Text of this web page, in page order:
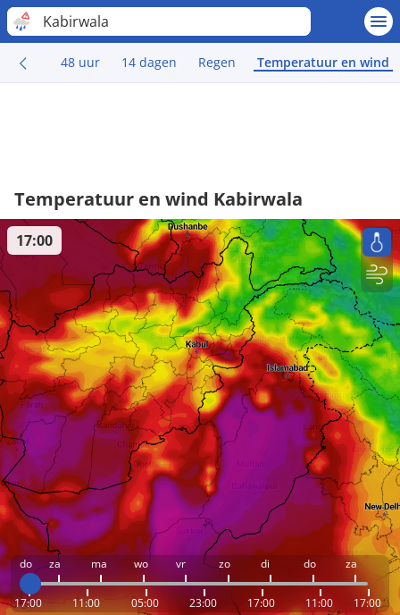
Kabirwala
48 uur 14 dagen Regen Temperatuur en wind
Temperatuur en wind Kabirwala
do za ma wo vr zo di do za
17:00 11:00 05:00 23:00 17:00 11:00 17:00
17:00